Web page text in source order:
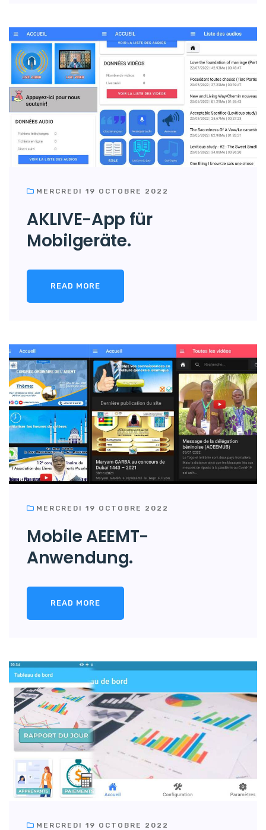
MERCREDI 19 OCTOBRE 2022
AKLIVE-App für
Mobilgeräte.
READ MORE
MERCREDI 19 OCTOBRE 2022
Mobile AEEMT-
Anwendung.
READ MORE
MERCREDI 19 OCTOBRE 2022